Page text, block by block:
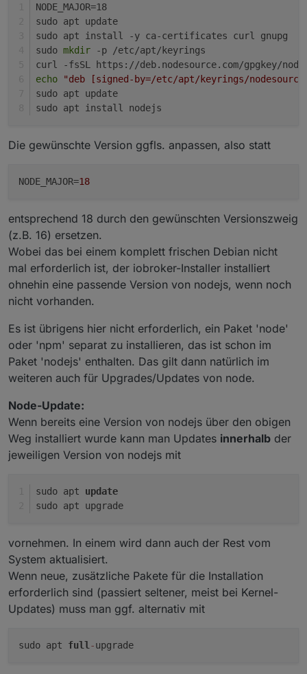
NODE_MAJOR=18
sudo apt update
sudo apt install -y ca-certificates curl gnupg
sudo mkdir -p /etc/apt/keyrings
curl -fsSL https://deb.nodesource.com/gpgkey/
echo
"deb [signed-by=/etc/apt/keyrings/
sudo apt update
sudo apt install nodejs
Die gewünschte Version ggfls. anpassen, also statt
NODE_MAJOR=18
entsprechend 18 durch den gewünschten Versionszweig
(z.B. 16) ersetzen.
Wobei das bei einem komplett frischen Debian nicht
mal erforderlich ist, der iobroker-Installer installiert
ohnehin eine passende Version von nodejs, wenn noch
nicht vorhanden.
Es ist übrigens hier nicht erforderlich, ein Paket 'node'
oder 'npm' separat zu installieren, das ist schon im
Paket 'nodejs' enthalten. Das gilt dann natürlich im
weiteren auch für Upgrades/Updates von node.
Node-Update:
Wenn bereits eine Version von nodejs über den obigen
Weg installiert wurde kann man Updates innerhalb der
jeweiligen Version von nodejs mit
sudo apt update
sudo apt upgrade
vornehmen. In einem wird dann auch der Rest vom
System aktualisiert.
Wenn neue, zusätzliche Pakete für die Installation
erforderlich sind (passiert seltener, meist bei Kernel-
Updates) muss man ggf. alternativ mit
sudo apt full -upgrade